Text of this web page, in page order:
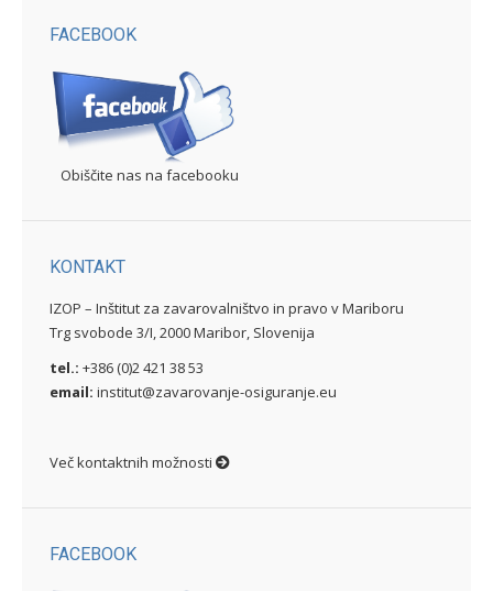
FACEBOOK
Obiščite nas na facebooku
KONTAKT
IZOP – Inštitut za zavarovalništvo in pravo v Mariboru
Trg svobode 3/I, 2000 Maribor, Slovenija
tel.: +386 (0)2 421 38 53
email: institut@zavarovanje-osiguranje.eu
Več kontaktnih možnosti
FACEBOOK